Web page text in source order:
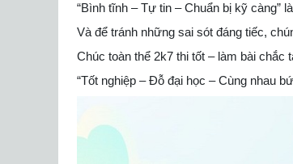
“Bình tĩnh – Tự tin – Chuẩn bị kỹ càng”
Và để tránh những sai sót đáng tiếc,
Chúc toàn thể 2k7 thi tốt – làm bài chắc
“Tốt nghiệp – Đỗ đại học – Cùng nhau